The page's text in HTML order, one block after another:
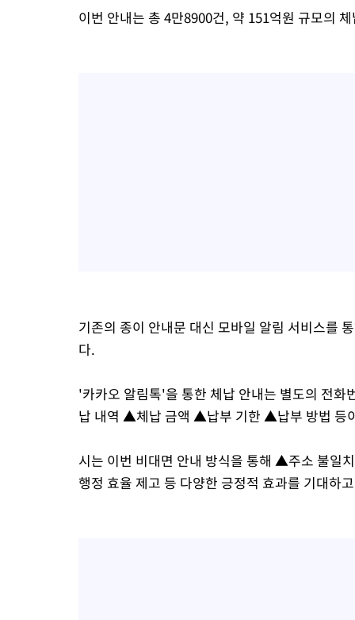
이번 안내는 총 4만8900건, 약 151억원 규모의
기존의 종이 안내문 대신 모바일 알림 서비스를
다.
'카카오 알림톡'을 통한 체납 안내는 별도의 전
납 내역 ▲체납 금액 ▲납부 기한 ▲납부 방법 등
시는 이번 비대면 안내 방식을 통해 ▲주소 불일
행정 효율 제고 등 다양한 긍정적 효과를 기대하